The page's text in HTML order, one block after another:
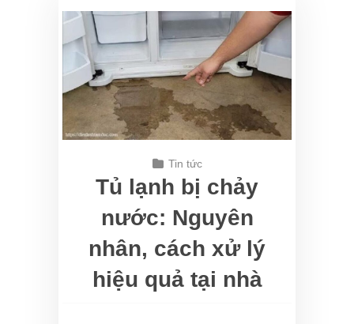
Tin tức
Tủ lạnh bị chảy
nước: Nguyên
nhân, cách xử lý
hiệu quả tại nhà